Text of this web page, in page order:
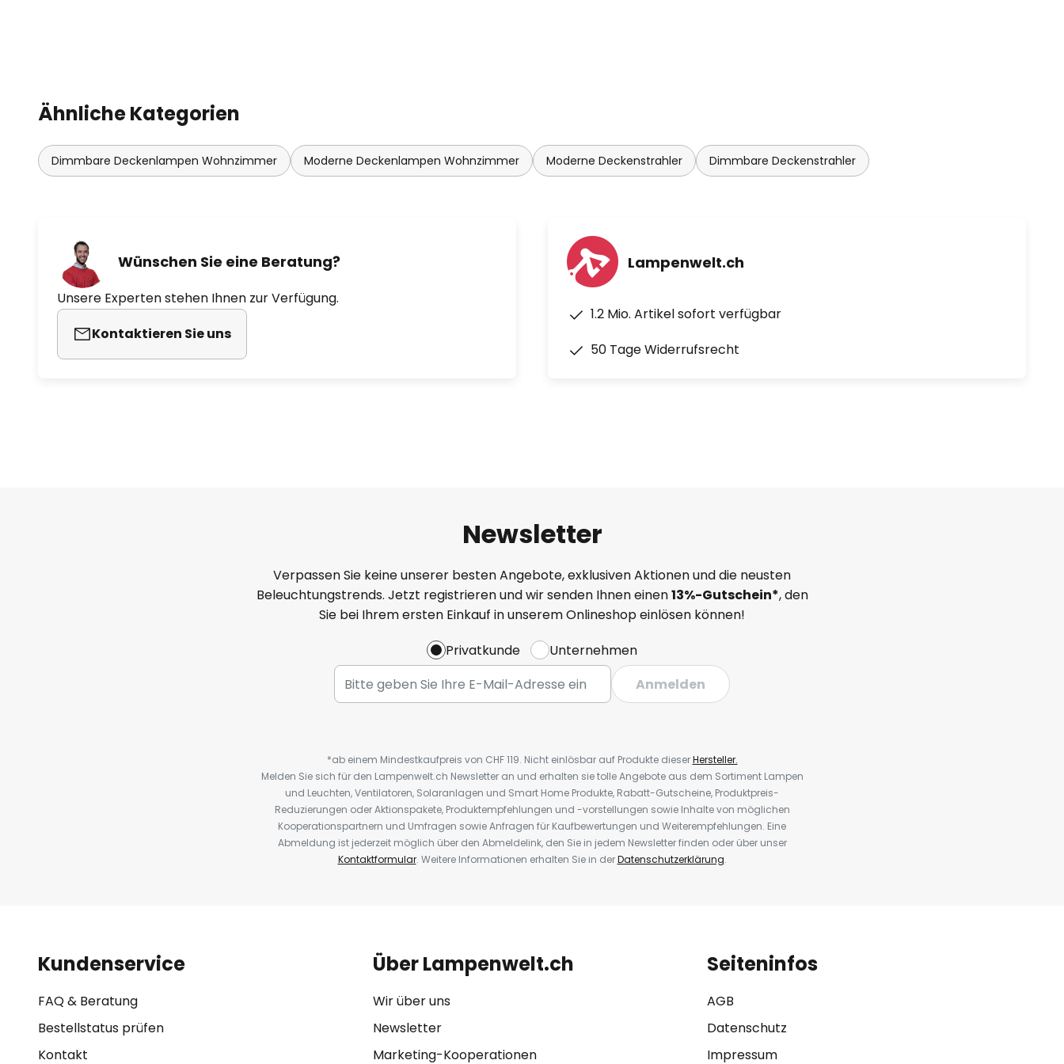
Ähnliche Kategorien
Dimmbare Deckenlampen Wohnzimmer Moderne Deckenlampen Wohnzimmer Moderne Deckenstrahler Dimmbare Deckenstrahler
Wünschen Sie eine Beratung?
Unsere Experten stehen Ihnen zur Verfügung.
Kontaktieren Sie uns
Lampenwelt.ch
1.2 Mio. Artikel sofort verfügbar
50 Tage Widerrufsrecht
Newsletter
Verpassen Sie keine unserer besten Angebote, exklusiven Aktionen und die neusten
Beleuchtungstrends. Jetzt registrieren und wir senden Ihnen einen13%-Gutschein*, den
Sie bei Ihrem ersten Einkauf in unserem Onlineshop einlösen können!
Privatkunde
Unternehmen
Anmelden
*ab einem Mindestkaufpreis von CHF 119. Nicht einlösbar auf Produkte dieserHersteller.
Melden Sie sich für den Lampenwelt.ch Newsletter an und erhalten sie tolle Angebote aus dem Sortiment Lampen
und Leuchten, Ventilatoren, Solaranlagen und Smart Home Produkte, Rabatt-Gutscheine, Produktpreis-
Reduzierungen oder Aktionspakete, Produktempfehlungen und -vorstellungen sowie Inhalte von möglichen
Kooperationspartnern und Umfragen sowie Anfragen für Kaufbewertungen und Weiterempfehlungen. Eine
Abmeldung ist jederzeit möglich über den Abmeldelink, den Sie in jedem Newsletter finden oder über unser
Kontaktformular. Weitere Informationen erhalten Sie in derDatenschutzerklärung.
Kundenservice
FAQ & Beratung
Bestellstatus prüfen
Kontakt
Über Lampenwelt.ch
Wir über uns
Newsletter
Marketing-Kooperationen
Seiteninfos
AGB
Datenschutz
Impressum